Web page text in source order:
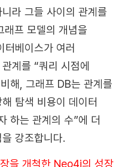
라 그들 사이의 관계를
래프 모델의 개념을
터베이스가 여러
계를 “쿼리 시점에
해, 그래프 DB는 관계를
탐색 비용이 데이터
하는 관계의 수”에 더
강조합니다.
을 개척한 Neo4j의 성장